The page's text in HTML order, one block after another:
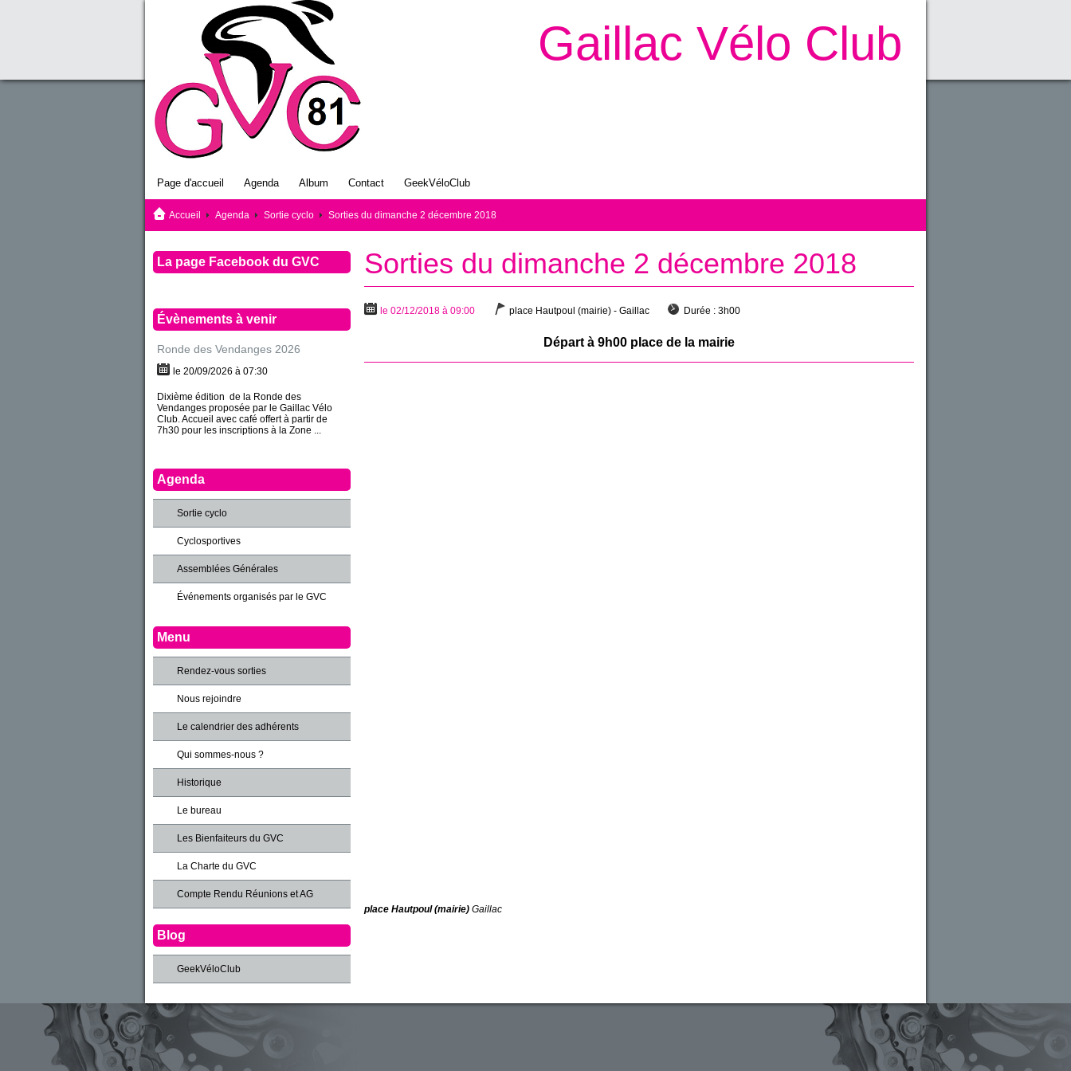
Gaillac Vélo Club
Page d'accueil Agenda Album Contact GeekVéloClub
Accueil Agenda Sortie cyclo Sorties du dimanche 2 décembre 2018
Sorties du dimanche 2 décembre 2018
le 02/12/2018 à 09:00 place Hautpoul (mairie) - Gaillac Durée : 3h00
Départ à 9h00 place de la mairie
place Hautpoul (mairie) Gaillac
La page Facebook du GVC
Évènements à venir
Ronde des Vendanges 2026
le 20/09/2026 à 07:30
Dixième édition de la Ronde des
Vendanges proposée par le Gaillac Vélo
Club. Accueil avec café offert à partir de
7h30 pour les inscriptions à la Zone ...
Agenda
Sortie cyclo
Cyclosportives
Assemblées Générales
Événements organisés par le GVC
Menu
Rendez-vous sorties
Nous rejoindre
Le calendrier des adhérents
Qui sommes-nous ?
Historique
Le bureau
Les Bienfaiteurs du GVC
La Charte du GVC
Compte Rendu Réunions et AG
Blog
GeekVéloClub